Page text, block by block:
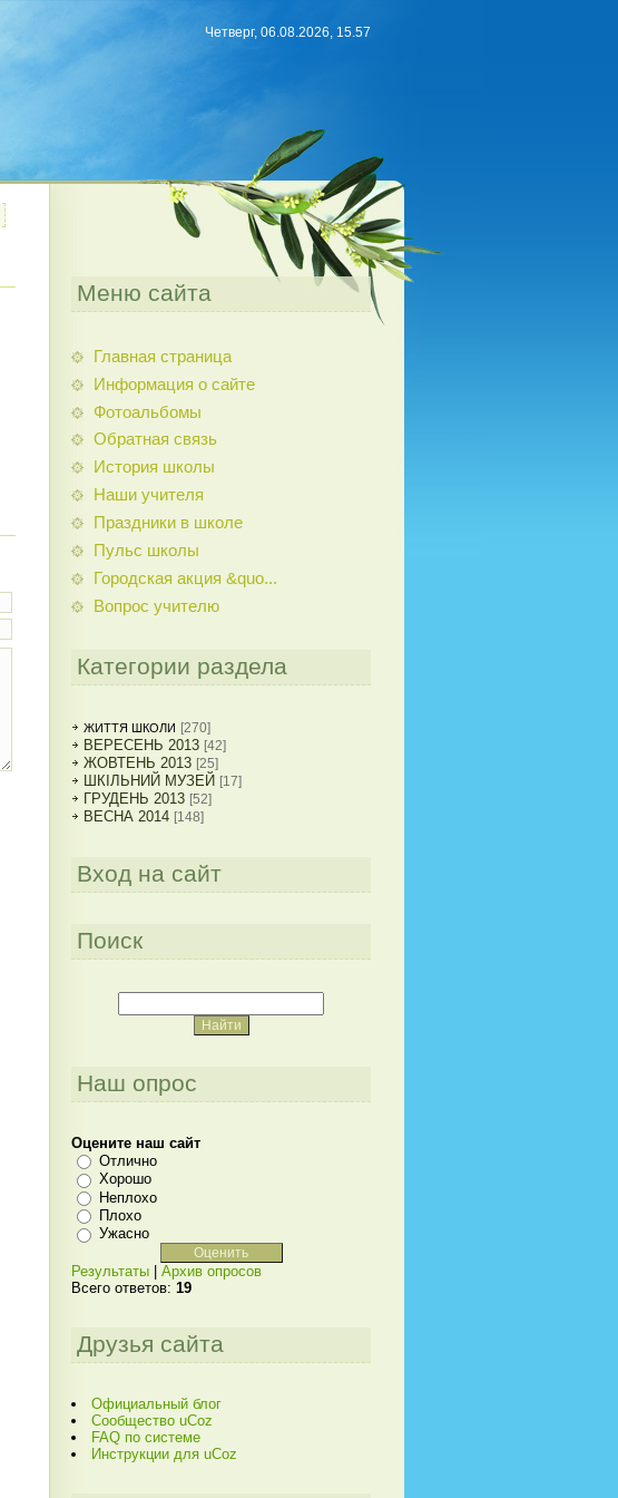
Четверг, 06.08.2026, 15.57
Меню сайта
Главная страница
Информация о сайте
Фотоальбомы
Обратная связь
История школы
Наши учителя
Праздники в школе
Пульс школы
Городская акция &quo...
Вопрос учителю
Категории раздела
ЖИТТЯ ШКОЛИ [270]
ВЕРЕСЕНЬ 2013 [42]
ЖОВТЕНЬ 2013 [25]
ШКІЛЬНИЙ МУЗЕЙ [17]
ГРУДЕНЬ 2013 [52]
ВЕСНА 2014 [148]
Вход на сайт
Поиск
Наш опрос
Оцените наш сайт
Отлично
Хорошо
Неплохо
Плохо
Ужасно
Результаты
Архив опросов
Всего ответов: 19
Друзья сайта
Официальный блог
Сообщество uCoz
FAQ по системе
Инструкции для uCoz